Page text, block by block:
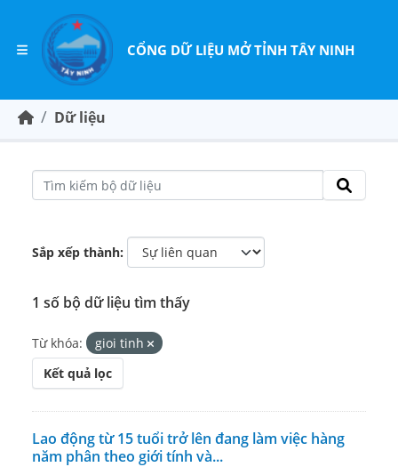
CỔNG DỮ LIỆU MỞ TỈNH TÂY NINH
Dữ liệu
Sắp xếp thành
1 số bộ dữ liệu tìm thấy
Từ khóa:
gioi tinh
Kết quả lọc
Lao động từ 15 tuổi trở lên đang làm việc hàng
năm phân theo giới tính và...